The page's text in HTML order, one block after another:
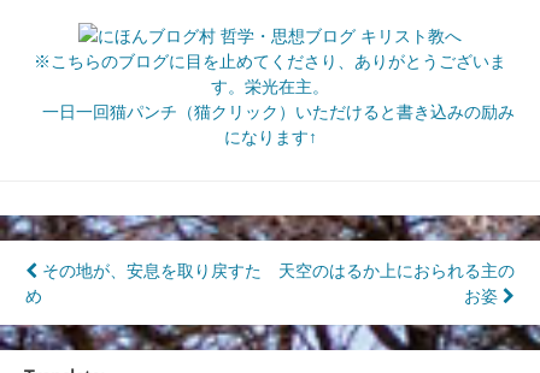
※こちらのブログに目を止めてくださり、ありがとうございま
す。栄光在主。
一日一回猫パンチ（猫クリック）いただけると書き込みの励み
になります↑
投
稿
ナ
その地が、安息を取り戻すた
め
天空のはるか上におられる主の
お姿